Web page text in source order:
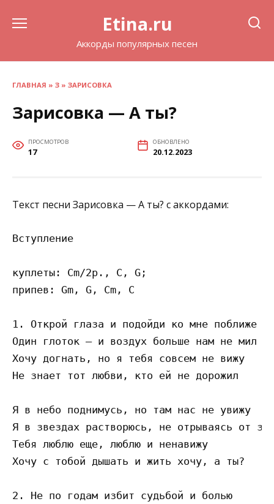
Etina.ru
Аккорды популярных песен
ГЛАВНАЯ » З » ЗАРИСОВКА
Зарисовка — А ты?
ПРОСМОТРОВ
17
ОБНОВЛЕНО
20.12.2023
Текст песни Зарисовка — А ты? с аккордами:
Вступление
куплеты: Cm/2р., C, G;
припев: Gm, G, Cm, C
1. Открой глаза и подойди ко мне поближе
Один глоток – и воздух больше нам не мил
Хочу догнать, но я тебя совсем не вижу
Не знает тот любви, кто ей не дорожил
Я в небо поднимусь, но там нас не увижу
Я в звездах растворюсь, не отрываясь от
Тебя люблю еще, люблю и ненавижу
Хочу с тобой дышать и жить хочу, а ты?
2. Не по годам избит судьбой и болью